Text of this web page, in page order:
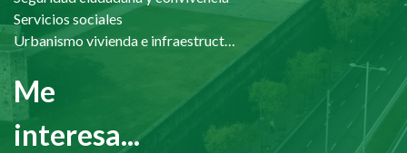
Servicios sociales
Urbanismo vivienda e infraestructuras
Me
interesa...